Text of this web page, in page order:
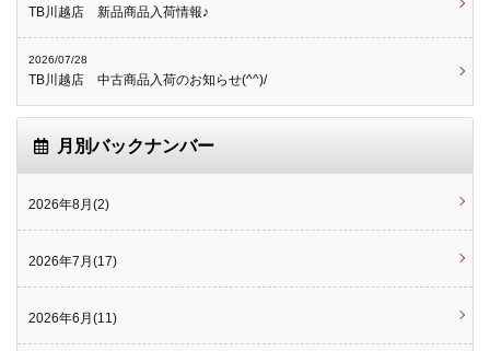
TB川越店 新品商品入荷情報♪
2026/07/28
TB川越店 中古商品入荷のお知らせ(^^)/
月別バックナンバー
2026年8月(2)
2026年7月(17)
2026年6月(11)